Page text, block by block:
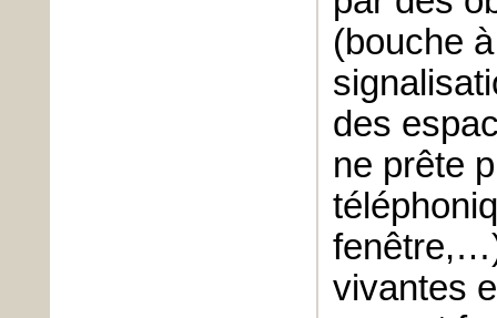
(bouche
des
ne prête
vivantes